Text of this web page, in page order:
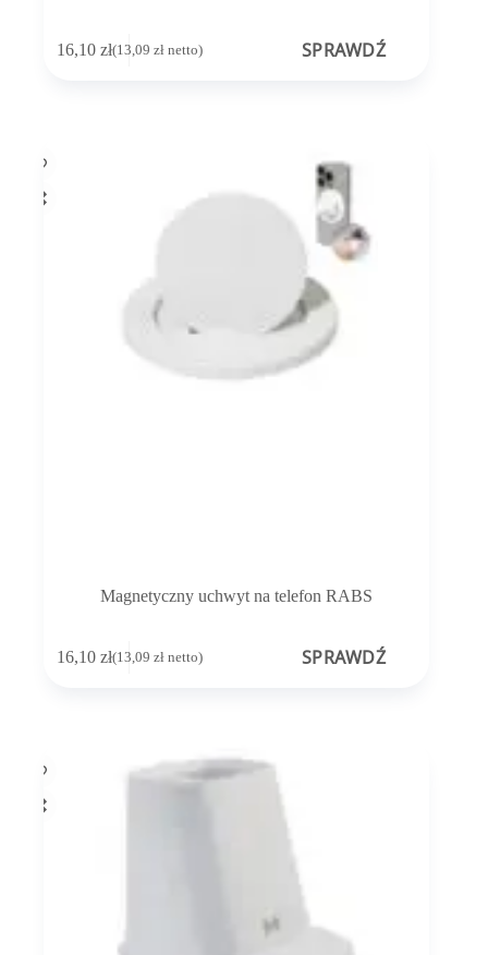
16,10 zł(13,09 złnetto) SPRAWDŹ
Magnetyczny uchwyt na telefon RABS
16,10 zł(13,09 złnetto) SPRAWDŹ